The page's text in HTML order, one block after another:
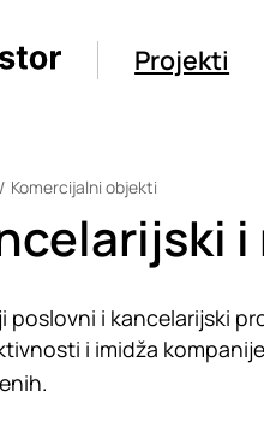
Projekti
Komercijalni objekti
poslovni i kancelarijski
i imidža